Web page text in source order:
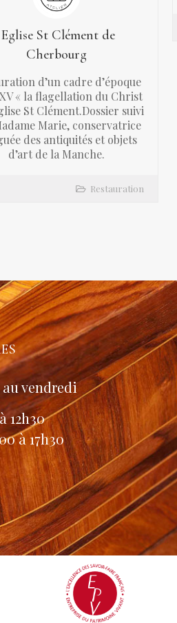
Eglise St Clément de
Cherbourg
d’un cadre d’époque
« la flagellation du Christ
St Clément.Dossier suivi
Marie, conservatrice
des antiquités et objets
d’art de la Manche.
Restauration
vendredi
12h30
à 17h30